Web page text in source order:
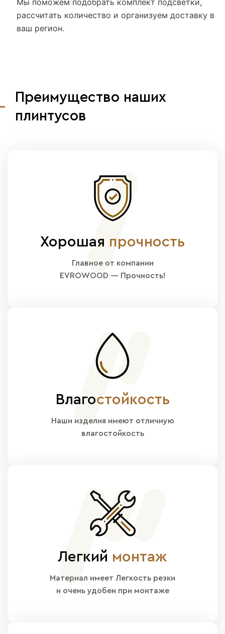
рассчитать количество и организуем доставку в
ваш регион.
Преимущество наших
плинтусов
Хорошая прочность
Главное от компании
EVROWOOD — Прочность!
Влагостойкость
Наши изделия имеют отличную
влагостойкость
Легкий монтаж
Материал имеет Легкость резки
и очень удобен при монтаже